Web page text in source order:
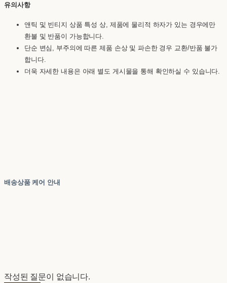
유의사항
앤틱 및 빈티지 상품 특성 상, 제품에 물리적 하자가 있는 경우에만
환불 및 반품이 가능합니다.
단순 변심, 부주의에 따른 제품 손상 및 파손한 경우 교환/반품 불가
합니다.
더욱 자세한 내용은 아래 별도 게시물을 통해 확인하실 수 있습니다.
배송상품 케어 안내
작성된 질문이 없습니다.